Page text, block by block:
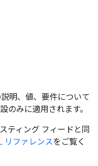
明、値、要件について
のみに適用されます。
ティング フィードと同
リファレンスをご覧く